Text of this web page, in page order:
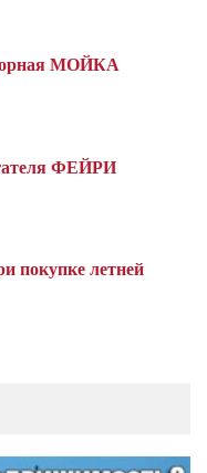
МОЙКА
ФЕЙРИ
покупке летней